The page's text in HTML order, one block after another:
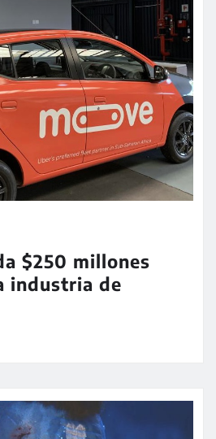
$250 millones
industria de